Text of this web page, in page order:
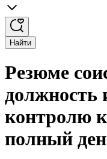
Найти
Резюме
должность
контролю
полный